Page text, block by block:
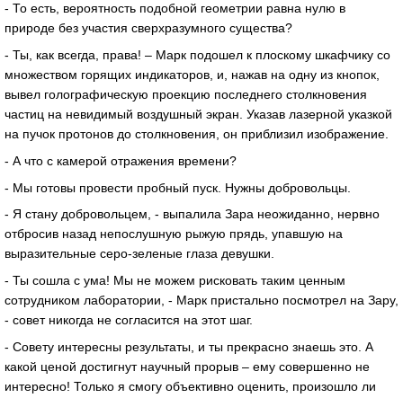
- То есть, вероятность подобной геометрии равна нулю в
природе без участия сверхразумного существа?
- Ты, как всегда, права! – Марк подошел к плоскому шкафчику со
множеством горящих индикаторов, и, нажав на одну из кнопок,
вывел голографическую проекцию последнего столкновения
частиц на невидимый воздушный экран. Указав лазерной указкой
на пучок протонов до столкновения, он приблизил изображение.
- А что с камерой отражения времени?
- Мы готовы провести пробный пуск. Нужны добровольцы.
- Я стану добровольцем, - выпалила Зара неожиданно, нервно
отбросив назад непослушную рыжую прядь, упавшую на
выразительные серо-зеленые глаза девушки.
- Ты сошла с ума! Мы не можем рисковать таким ценным
сотрудником лаборатории, - Марк пристально посмотрел на Зару,
- совет никогда не согласится на этот шаг.
- Совету интересны результаты, и ты прекрасно знаешь это. А
какой ценой достигнут научный прорыв – ему совершенно не
интересно! Только я смогу объективно оценить, произошло ли